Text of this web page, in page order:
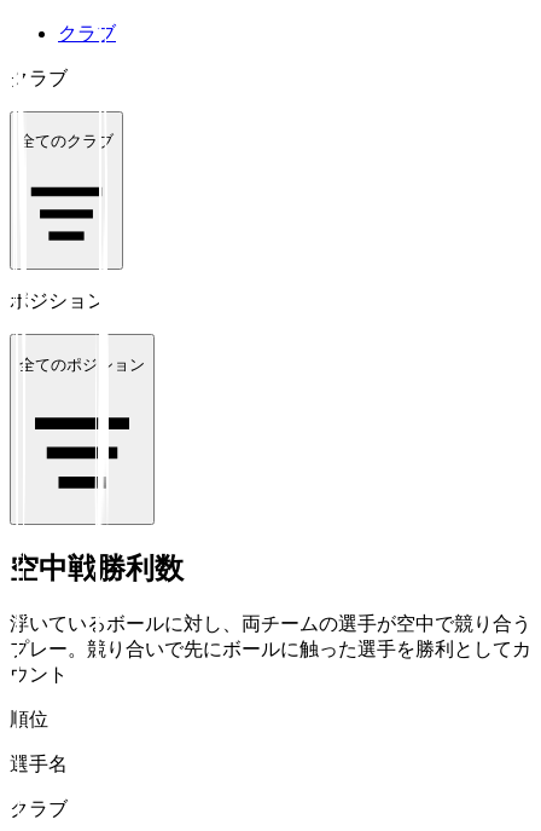
クラブ
クラブ
全てのクラブ
ポジション
全てのポジション
空中戦勝利数
浮いているボールに対し、両チームの選手が空中で競り合う
プレー。競り合いで先にボールに触った選手を勝利としてカ
ウント
順位
選手名
クラブ